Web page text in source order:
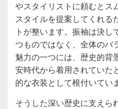
やスタイリストに頼むとス
スタイルを提案してくれる
トが整います。振袖は決
つものではなく、全体のバ
魅力の一つには、歴史的背
安時代から着用されていた
的な衣装として根付いてい
そうした深い歴史に支えら